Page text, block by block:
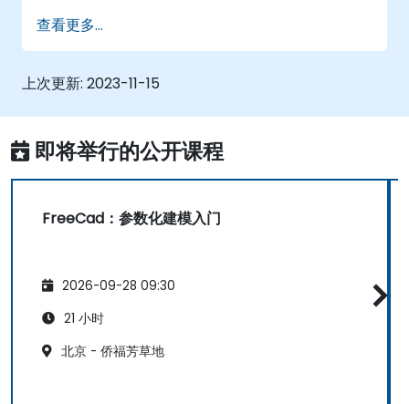
查看更多...
上次更新: 2023-11-15
即将举行的公开课程
FreeCad：参数化建模入门
2026-09-28 09:30
21 小时
北京 - 侨福芳草地